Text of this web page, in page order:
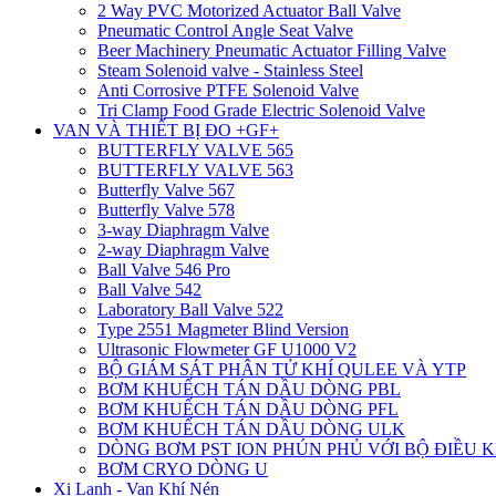
2 Way PVC Motorized Actuator Ball Valve
Pneumatic Control Angle Seat Valve
Beer Machinery Pneumatic Actuator Filling Valve
Steam Solenoid valve - Stainless Steel
Anti Corrosive PTFE Solenoid Valve
Tri Clamp Food Grade Electric Solenoid Valve
VAN VÀ THIẾT BỊ ĐO +GF+
BUTTERFLY VALVE 565
BUTTERFLY VALVE 563
Butterfly Valve 567
Butterfly Valve 578
3-way Diaphragm Valve
2-way Diaphragm Valve
Ball Valve 546 Pro
Ball Valve 542
Laboratory Ball Valve 522
Type 2551 Magmeter Blind Version
Ultrasonic Flowmeter GF U1000 V2
BỘ GIÁM SÁT PHÂN TỬ KHÍ QULEE VÀ YTP
BƠM KHUẾCH TÁN DẦU DÒNG PBL
BƠM KHUẾCH TÁN DẦU DÒNG PFL
BƠM KHUẾCH TÁN DẦU DÒNG ULK
DÒNG BƠM PST ION PHÚN PHỦ VỚI BỘ ĐIỀU
BƠM CRYO DÒNG U
Xi Lanh - Van Khí Nén